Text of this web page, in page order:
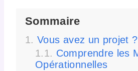
Sommaire
Vous avez un projet ?
Comprendre les
Opérationnelles